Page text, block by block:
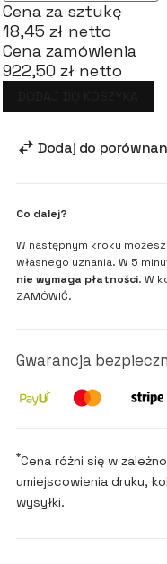
Cena za sztukę
18,45 zł netto
Cena zamówienia
922,50 zł netto
Dodaj do
Co dalej?
W następnym kroku
własnego uznania. W 5
nie wymaga płatności. W
ZAMÓWIĆ.
Gwarancja
*Cena różni się w
umiejscowienia druku,
wysyłki.